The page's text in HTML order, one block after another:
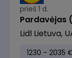
prieš 1 d.
Pardavėjas
Lidl Lietuva,
1230 - 2035